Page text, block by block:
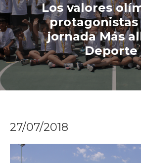
Los valores
protagonistas
jornada Más
Deporte
27/07/2018